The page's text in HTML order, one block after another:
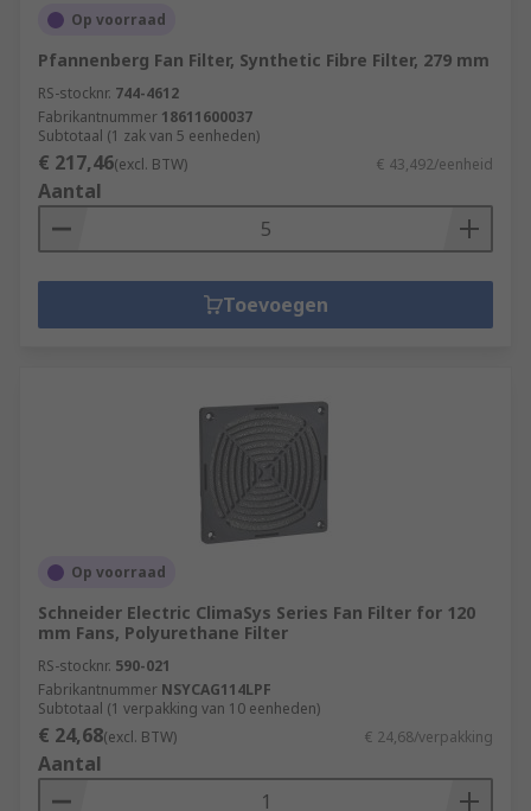
Op voorraad
Pfannenberg Fan Filter, Synthetic Fibre Filter, 279 mm
RS-stocknr. 744-4612
Fabrikantnummer 18611600037
Subtotaal (1 zak van 5 eenheden)
€ 217,46(excl. BTW) € 43,492/eenheid
Aantal
Toevoegen
Op voorraad
Schneider Electric ClimaSys Series Fan Filter for 120
mm Fans, Polyurethane Filter
RS-stocknr. 590-021
Fabrikantnummer NSYCAG114LPF
Subtotaal (1 verpakking van 10 eenheden)
€ 24,68(excl. BTW) € 24,68/verpakking
Aantal